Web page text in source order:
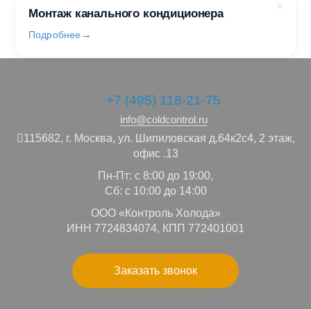
Монтаж канального кондиционера
Подробнее
+7 (495) 118-21-75
info@coldcontrol.ru
115682, г. Москва, ул. Шипиловская д.64к2с4, 2 этаж,
офис .13
Пн-Пт: с 8:00 до 19:00,
Сб: с 10:00 до 14:00
ООО «Контроль Холода»
ИНН 7724834074, КПП 772401001
Заказать звонок